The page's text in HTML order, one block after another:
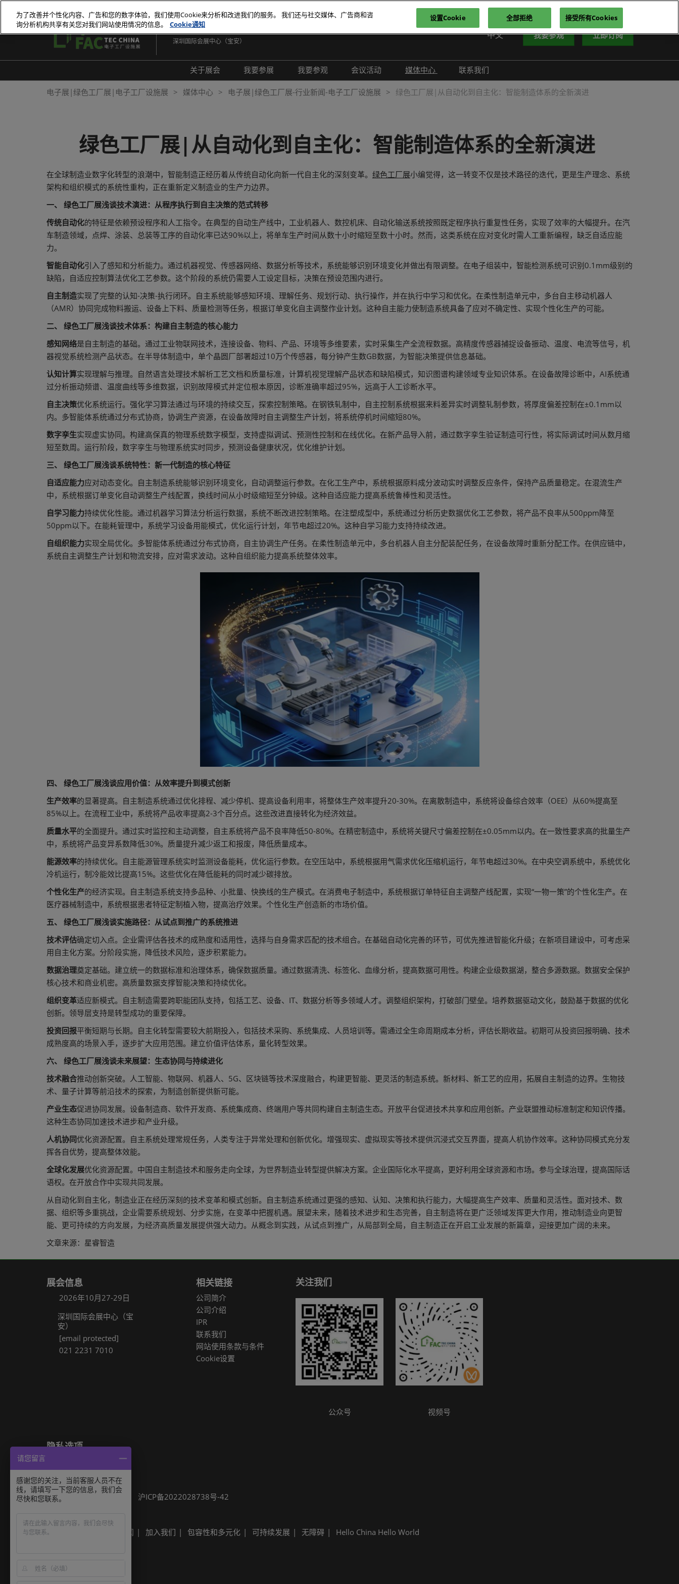
接
跳
容
2026年10月27-29日
深圳国际会展中心（宝安）
中文
English
Tiếng Việt
ภาษาไทย
我要参观 立即订阅
关于展会
展会介绍
我要参展
参展申请
商务配对
我要参观
参观登记
组团参观
智慧会刊
参观指南
会议活动
现场活动
行业活动
媒体中心
展会新闻
合作媒体
联系我们
电子展|绿色工厂展|电子工厂设施展 媒体中心 电子展|绿色工厂展-行业新闻-电子工厂设施展 绿色工厂展|从自动化到自主化：智能制造体系的全新演进
绿色工厂展|从自动化到自主化：智能制造体系的全新演进
在全球制造业数字化转型的浪潮中，智能制造正经历着从传统自动化向新一代自主化的深刻变革。 绿色工厂展小编觉得，这一转变不仅是技术路径的迭代，更是生产理念、系统
架构和组织模式的系统性重构，正在重新定义制造业的生产力边界。
一、 绿色工厂展浅谈技术演进：从程序执行到自主决策的范式转移
传统自动化的特征是依赖预设程序和人工指令。在典型的自动生产线中，工业机器人、数控机床、自动化输送系统按照既定程序执行重复性任务，实现了效率的大幅提升。在汽
车制造领域，点焊、涂装、总装等工序的自动化率已达90%以上，将单车生产时间从数十小时缩短至数十小时。然而，这类系统在应对变化时需人工重新编程，缺乏自适应能
力。
智能自动化引入了感知和分析能力。通过机器视觉、传感器网络、数据分析等技术，系统能够识别环境变化并做出有限调整。在电子组装中，智能检测系统可识别0.1mm级别的
缺陷，自适应控制算法优化工艺参数。这个阶段的系统仍需要人工设定目标，决策在预设范围内进行。
自主制造实现了完整的认知-决策-执行闭环。自主系统能够感知环境、理解任务、规划行动、执行操作，并在执行中学习和优化。在柔性制造单元中，多台自主移动机器人
（AMR）协同完成物料搬运、设备上下料、质量检测等任务，根据订单变化自主调整作业计划。这种自主能力使制造系统具备了应对不确定性、实现个性化生产的可能。
二、 绿色工厂展浅谈技术体系：构建自主制造的核心能力
感知网络是自主制造的基础。通过工业物联网技术，连接设备、物料、产品、环境等多维要素，实时采集生产全流程数据。高精度传感器捕捉设备振动、温度、电流等信号，机
器视觉系统检测产品状态。在半导体制造中，单个晶圆厂部署超过10万个传感器，每分钟产生数GB数据，为智能决策提供信息基础。
认知计算实现理解与推理。自然语言处理技术解析工艺文档和质量标准，计算机视觉理解产品状态和缺陷模式，知识图谱构建领域专业知识体系。在设备故障诊断中，AI系统通
过分析振动频谱、温度曲线等多维数据，识别故障模式并定位根本原因，诊断准确率超过95%，远高于人工诊断水平。
自主决策优化系统运行。强化学习算法通过与环境的持续交互，探索控制策略。在钢铁轧制中，自主控制系统根据来料差异实时调整轧制参数，将厚度偏差控制在±0.1mm以
内。多智能体系统通过分布式协商，协调生产资源，在设备故障时自主调整生产计划，将系统停机时间缩短80%。
数字孪生实现虚实协同。构建高保真的物理系统数字模型，支持虚拟调试、预测性控制和在线优化。在新产品导入前，通过数字孪生验证制造可行性，将实际调试时间从数月缩
短至数周。运行阶段，数字孪生与物理系统实时同步，预测设备健康状况，优化维护计划。
三、 绿色工厂展浅谈系统特性：新一代制造的核心特征
自适应能力应对动态变化。自主制造系统能够识别环境变化，自动调整运行参数。在化工生产中，系统根据原料成分波动实时调整反应条件，保持产品质量稳定。在混流生产
中，系统根据订单变化自动调整生产线配置，换线时间从小时级缩短至分钟级。这种自适应能力提高系统鲁棒性和灵活性。
自学习能力持续优化性能。通过机器学习算法分析运行数据，系统不断改进控制策略。在注塑成型中，系统通过分析历史数据优化工艺参数，将产品不良率从500ppm降至
50ppm以下。在能耗管理中，系统学习设备用能模式，优化运行计划，年节电超过20%。这种自学习能力支持持续改进。
自组织能力实现全局优化。多智能体系统通过分布式协商，自主协调生产任务。在柔性制造单元中，多台机器人自主分配装配任务，在设备故障时重新分配工作。在供应链中，
系统自主调整生产计划和物流安排，应对需求波动。这种自组织能力提高系统整体效率。
四、 绿色工厂展浅谈应用价值：从效率提升到模式创新
生产效率的显著提高。自主制造系统通过优化排程、减少停机、提高设备利用率，将整体生产效率提升20-30%。在离散制造中，系统将设备综合效率（OEE）从60%提高至
85%以上。在流程工业中，系统将产品收率提高2-3个百分点。这些改进直接转化为经济效益。
质量水平的全面提升。通过实时监控和主动调整，自主系统将产品不良率降低50-80%。在精密制造中，系统将关键尺寸偏差控制在±0.05mm以内。在一致性要求高的批量生产
中，系统将产品变异系数降低30%。质量提升减少返工和报废，降低质量成本。
能源效率的持续优化。自主能源管理系统实时监测设备能耗，优化运行参数。在空压站中，系统根据用气需求优化压缩机运行，年节电超过30%。在中央空调系统中，系统优化
冷机运行，制冷能效比提高15%。这些优化在降低能耗的同时减少碳排放。
个性化生产的经济实现。自主制造系统支持多品种、小批量、快换线的生产模式。在消费电子制造中，系统根据订单特征自主调整产线配置，实现“一物一策”的个性化生产。在
医疗器械制造中，系统根据患者特征定制植入物，提高治疗效果。个性化生产创造新的市场价值。
五、 绿色工厂展浅谈实施路径：从试点到推广的系统推进
技术评估确定切入点。企业需评估各技术的成熟度和适用性，选择与自身需求匹配的技术组合。在基础自动化完善的环节，可优先推进智能化升级；在新项目建设中，可考虑采
用自主化方案。分阶段实施，降低技术风险，逐步积累能力。
数据治理奠定基础。建立统一的数据标准和治理体系，确保数据质量。通过数据清洗、标签化、血缘分析，提高数据可用性。构建企业级数据湖，整合多源数据。数据安全保护
核心技术和商业机密。高质量数据支撑智能决策和持续优化。
组织变革适应新模式。自主制造需要跨职能团队支持，包括工艺、设备、IT、数据分析等多领域人才。调整组织架构，打破部门壁垒。培养数据驱动文化，鼓励基于数据的优化
创新。领导层支持是转型成功的重要保障。
投资回报平衡短期与长期。自主化转型需要较大前期投入，包括技术采购、系统集成、人员培训等。需通过全生命周期成本分析，评估长期收益。初期可从投资回报明确、技术
成熟度高的场景入手，逐步扩大应用范围。建立价值评估体系，量化转型效果。
六、 绿色工厂展浅谈未来展望：生态协同与持续进化
技术融合推动创新突破。人工智能、物联网、机器人、5G、区块链等技术深度融合，构建更智能、更灵活的制造系统。新材料、新工艺的应用，拓展自主制造的边界。生物技
术、量子计算等前沿技术的探索，为制造创新提供新可能。
产业生态促进协同发展。设备制造商、软件开发商、系统集成商、终端用户等共同构建自主制造生态。开放平台促进技术共享和应用创新。产业联盟推动标准制定和知识传播。
这种生态协同加速技术进步和产业升级。
人机协同优化资源配置。自主系统处理常规任务，人类专注于异常处理和创新优化。增强现实、虚拟现实等技术提供沉浸式交互界面，提高人机协作效率。这种协同模式充分发
挥各自优势，提高整体效能。
全球化发展优化资源配置。中国自主制造技术和服务走向全球，为世界制造业转型提供解决方案。企业国际化水平提高，更好利用全球资源和市场。参与全球治理，提高国际话
语权。在开放合作中实现共同发展。
从自动化到自主化，制造业正在经历深刻的技术变革和模式创新。自主制造系统通过更强的感知、认知、决策和执行能力，大幅提高生产效率、质量和灵活性。面对技术、数
据、组织等多重挑战，企业需要系统规划、分步实施，在变革中把握机遇。展望未来，随着技术进步和生态完善，自主制造将在更广泛领域发挥更大作用，推动制造业向更智
能、更可持续的方向发展，为经济高质量发展提供强大动力。从概念到实践，从试点到推广，从局部到全局，自主制造正在开启工业发展的新篇章，迎接更加广阔的未来。
文章来源：星睿智造
展会信息
2026年10月27-29日
深圳国际会展中心（宝
安）
[email protected]
021 2231 7010
相关链接
公司简介
公司介绍
IPR
联系我们
网站使用条款与条件
Cookie设置
关注我们
公众号 视频号
隐私选项
Cookie政策
展会信息
可持续发展 沪ICP备2022028738号-42
Built by RX
其他励展展会 励展新闻 加入我们 包容性和多元化 可持续发展 无障碍 Hello China Hello World
Built by RX
请您留言
感谢您的关注，当前客服人员不在
线，请填写一下您的信息，我们会
尽快和您联系。
为了改善并个性化内容、广告和您的数字体验，我们使用Cookie来分析和改进我们的服务。 我们还与社交媒体、广告商和咨
询分析机构共享有关您对我们网站使用情况的信息。
Cookie通知
设置Cookie 全部拒绝 接受所有Cookies